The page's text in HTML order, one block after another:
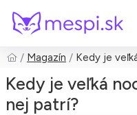
Hľadať
Magazín Kedy je
Kedy je veľká
nej patrí?